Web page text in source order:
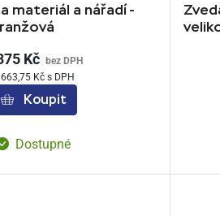
materiál a nářadí -
Kč
bez DPH
Kč s DPH
Koupit
Dostupné